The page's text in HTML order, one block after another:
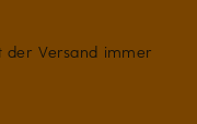
der Versand immer